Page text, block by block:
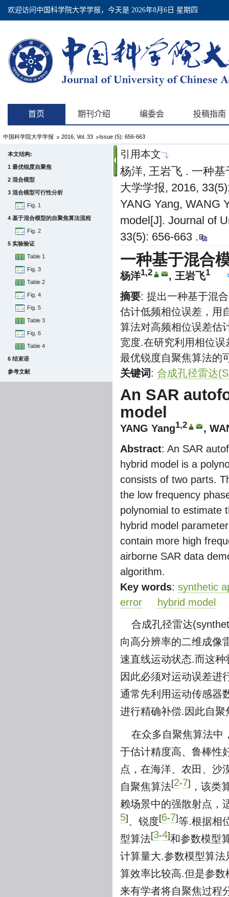
中国科学院大学学报 2016, Vol. 33 Issue (5): 656-663
本文结构:
1 最优锐度自聚焦
2 混合模型
3 混合模型可行性分析
Fig. 1
4 基于混合模型的自聚焦算法流程
Fig. 2
5 实验验证
Table 1
Fig. 3
Table 2
Fig. 4
Fig. 5
Table 3
Fig. 6
Table 4
6 结束语
参考文献
引用本文
杨洋, 王岩飞 . 一种
大学学报, 2016,
YANG Yang, WANG
model[J]. Journal of
33(5): 656-663 .
一种基于混合
杨洋1,2 , 王岩飞1
摘要: 提出一种基于混
估计低频相位误差，用
算法对高频相位误差估
宽度.在研究利用相位
最优锐度自聚焦算法的
关键词: 合成孔径雷达
An SAR
model
YANG Yang1,2 ,
Abstract: An SAR
hybrid model is a
consists of two parts.
the low frequency
polynomial to estimate
hybrid model
contain more high
airborne SAR data
algorithm.
Key words: synthetic
error
hybrid model
合成孔径雷达
向高分辨率的二维成像
速直线运动状态.而这
因此必须对运动误差进
通常先利用运动传感器
进行精确补偿.因此自
在众多自聚焦算法中
于估计精度高、鲁棒性
点，在海洋、农田、沙
自聚焦算法[2-7]
，该类
赖场景中的强散射点，
5] 、锐度[6-7]等.根据相
型算法[3-4]和参数模型
计算量大.参数模型算
算效率比较高.但是参
来有学者将自聚焦过程